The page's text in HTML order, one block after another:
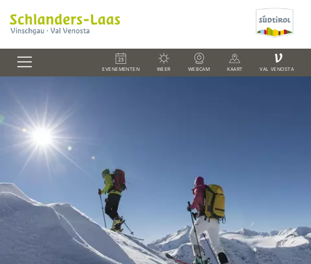
EVENEMENTEN WEER WEBCAM KAART
V
VAL VENOSTA